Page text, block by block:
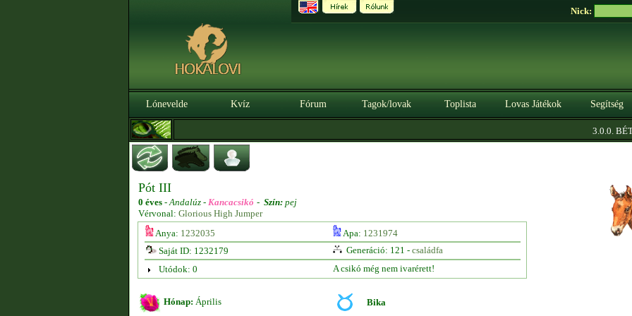
Nick:
Lónevelde Kvíz Fórum Tagok/lovak Toplista Lovas Játékok Segítség
3.0.0. BÉTA
Pót III
0 éves -Andalúz - Kancacsikó - Szín: pej
Vérvonal: Glorious High Jumper
Anya: 1232035 Apa: 1231974
Saját ID: 1232179
Generáció: 121 - családfa
Utódok: 0
A csikó még nem ivarérett!
Hónap: Április Bika